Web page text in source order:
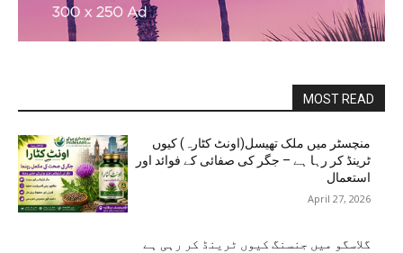
MOST READ
منچسٹر میں ملک تھیسل(اونٹ کٹارہ) کیوں
ٹرینڈ کر رہا ہے – جگر کی صفائی کے فوائد اور
استعمال
April 27, 2026
گلاسگو میں جنسنگ کیوں ٹرینڈ کر رہی ہے